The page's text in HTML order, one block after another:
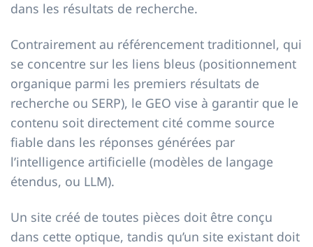
dans les résultats de recherche.
Contrairement au référencement traditionnel, qui
se concentre sur les liens bleus (positionnement
organique parmi les premiers résultats de
recherche ou SERP), le GEO vise à garantir que le
contenu soit directement cité comme source
fiable dans les réponses générées par
l’intelligence artificielle (modèles de langage
étendus, ou LLM).
Un site créé de toutes pièces doit être conçu
dans cette optique, tandis qu’un site existant doit